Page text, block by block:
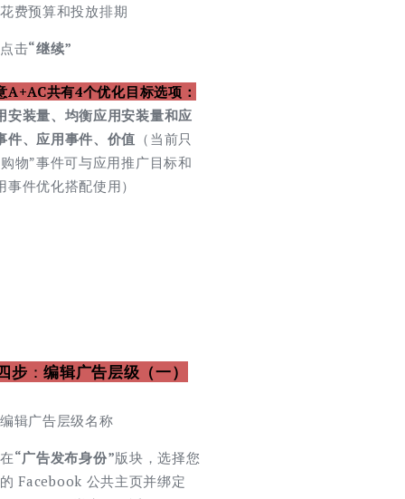
花费预算和投放排期
点击“继续”
A+AC共有4个优化目标选项：
安装量、均衡应用安装量和应
件、应用事件、价值 （当前只
物”事件可与应用推广目标和
事件优化搭配使用）
步 ：编辑广告层级（一）
编辑广告层级名称
在“广告发布身份”版块，选择您
的 Facebook 公共主页并绑定